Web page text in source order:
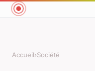
Accueil›Société